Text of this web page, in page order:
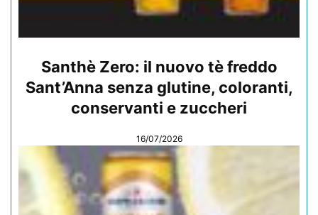
Santhè Zero: il nuovo tè freddo
Sant’Anna senza glutine, coloranti,
conservanti e zuccheri
16/07/2026